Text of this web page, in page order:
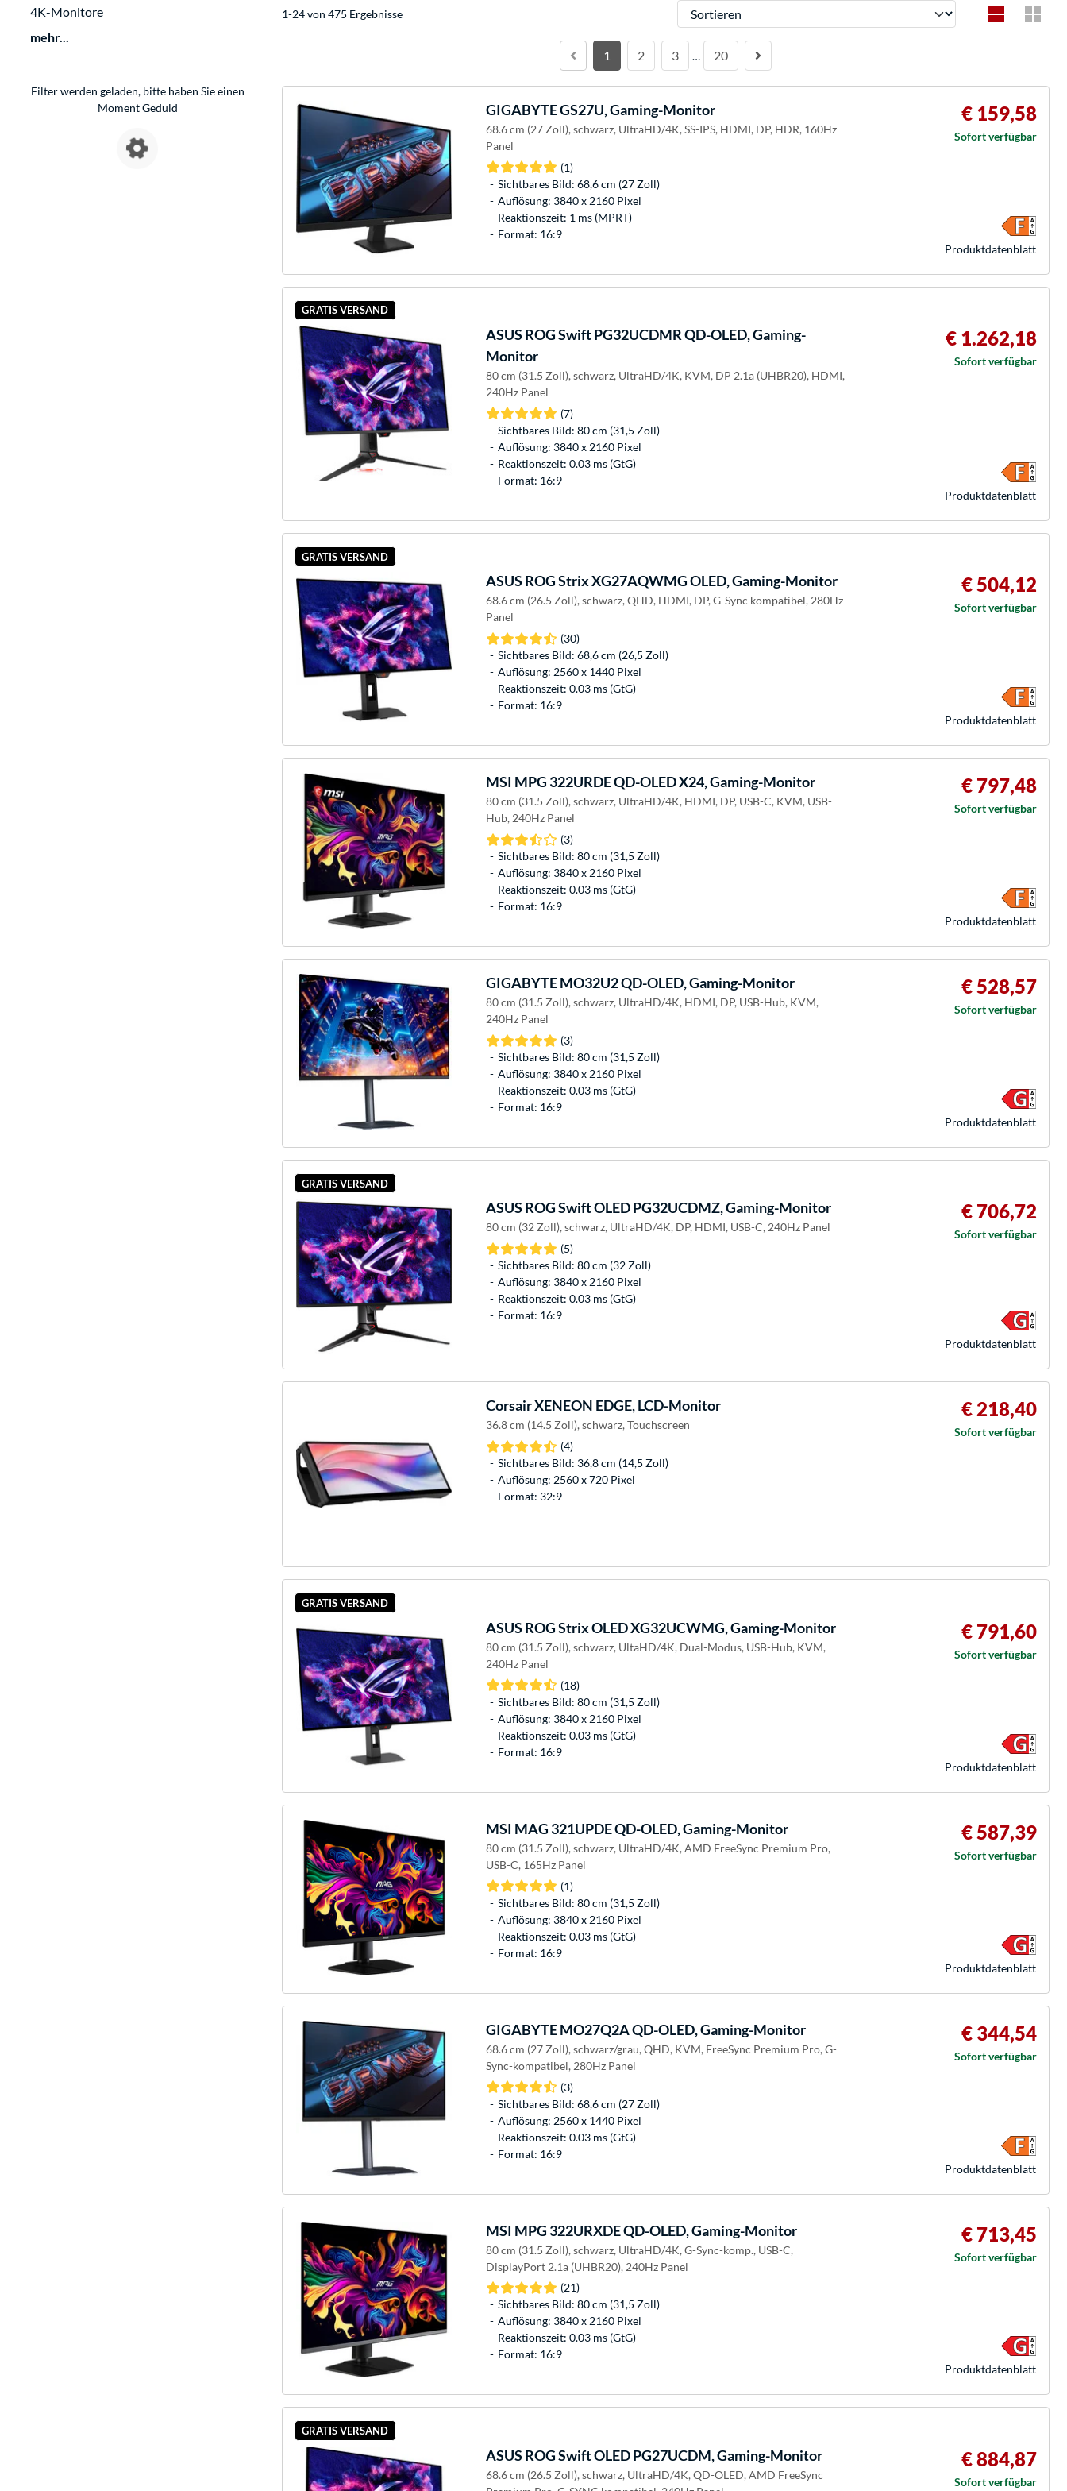
4K-Monitore
mehr...
Filter werden geladen, bitte haben Sie einen
Moment Geduld
1-24 von 475 Ergebnisse Sortieren
1 2 3 … 20
GIGABYTEGS27U, Gaming-Monitor
68.6 cm (27 Zoll), schwarz, UltraHD/4K, SS-IPS, HDMI, DP, HDR, 160Hz
Panel
(1)
Sichtbares Bild: 68,6 cm (27 Zoll)
Auflösung: 3840 x 2160 Pixel
Reaktionszeit: 1 ms (MPRT)
Format: 16:9
€ 159,58
Sofort verfügbar
Produkt­datenblatt
GRATIS VERSAND
ASUS ROG Swift PG32UCDMR QD-OLED, Gaming-
Monitor
80 cm (31.5 Zoll), schwarz, UltraHD/4K, KVM, DP 2.1a (UHBR20), HDMI,
240Hz Panel
(7)
Sichtbares Bild: 80 cm (31,5 Zoll)
Auflösung: 3840 x 2160 Pixel
Reaktionszeit: 0.03 ms (GtG)
Format: 16:9
€ 1.262,18
Sofort verfügbar
Produkt­datenblatt
GRATIS VERSAND
ASUS ROG Strix XG27AQWMG OLED, Gaming-Monitor
68.6 cm (26.5 Zoll), schwarz, QHD, HDMI, DP, G-Sync kompatibel, 280Hz
Panel
(30)
Sichtbares Bild: 68,6 cm (26,5 Zoll)
Auflösung: 2560 x 1440 Pixel
Reaktionszeit: 0.03 ms (GtG)
Format: 16:9
€ 504,12
Sofort verfügbar
Produkt­datenblatt
MSI MPG 322URDE QD-OLED X24, Gaming-Monitor
80 cm (31.5 Zoll), schwarz, UltraHD/4K, HDMI, DP, USB-C, KVM, USB-
Hub, 240Hz Panel
(3)
Sichtbares Bild: 80 cm (31,5 Zoll)
Auflösung: 3840 x 2160 Pixel
Reaktionszeit: 0.03 ms (GtG)
Format: 16:9
€ 797,48
Sofort verfügbar
Produkt­datenblatt
GIGABYTEMO32U2 QD-OLED, Gaming-Monitor
80 cm (31.5 Zoll), schwarz, UltraHD/4K, HDMI, DP, USB-Hub, KVM,
240Hz Panel
(3)
Sichtbares Bild: 80 cm (31,5 Zoll)
Auflösung: 3840 x 2160 Pixel
Reaktionszeit: 0.03 ms (GtG)
Format: 16:9
€ 528,57
Sofort verfügbar
Produkt­datenblatt
GRATIS VERSAND
ASUS ROG Swift OLED PG32UCDMZ, Gaming-Monitor
80 cm (32 Zoll), schwarz, UltraHD/4K, DP, HDMI, USB-C, 240Hz Panel
(5)
Sichtbares Bild: 80 cm (32 Zoll)
Auflösung: 3840 x 2160 Pixel
Reaktionszeit: 0.03 ms (GtG)
Format: 16:9
€ 706,72
Sofort verfügbar
Produkt­datenblatt
CorsairXENEON EDGE, LCD-Monitor
36.8 cm (14.5 Zoll), schwarz, Touchscreen
(4)
Sichtbares Bild: 36,8 cm (14,5 Zoll)
Auflösung: 2560 x 720 Pixel
Format: 32:9
€ 218,40
Sofort verfügbar
GRATIS VERSAND
ASUS ROG Strix OLED XG32UCWMG, Gaming-Monitor
80 cm (31.5 Zoll), schwarz, UltaHD/4K, Dual-Modus, USB-Hub, KVM,
240Hz Panel
(18)
Sichtbares Bild: 80 cm (31,5 Zoll)
Auflösung: 3840 x 2160 Pixel
Reaktionszeit: 0.03 ms (GtG)
Format: 16:9
€ 791,60
Sofort verfügbar
Produkt­datenblatt
MSI MAG 321UPDE QD-OLED, Gaming-Monitor
80 cm (31.5 Zoll), schwarz, UltraHD/4K, AMD FreeSync Premium Pro,
USB-C, 165Hz Panel
(1)
Sichtbares Bild: 80 cm (31,5 Zoll)
Auflösung: 3840 x 2160 Pixel
Reaktionszeit: 0.03 ms (GtG)
Format: 16:9
€ 587,39
Sofort verfügbar
Produkt­datenblatt
GIGABYTEMO27Q2A QD-OLED, Gaming-Monitor
68.6 cm (27 Zoll), schwarz/grau, QHD, KVM, FreeSync Premium Pro, G-
Sync-kompatibel, 280Hz Panel
(3)
Sichtbares Bild: 68,6 cm (27 Zoll)
Auflösung: 2560 x 1440 Pixel
Reaktionszeit: 0.03 ms (GtG)
Format: 16:9
€ 344,54
Sofort verfügbar
Produkt­datenblatt
MSI MPG 322URXDE QD-OLED, Gaming-Monitor
80 cm (31.5 Zoll), schwarz, UltraHD/4K, G-Sync-komp., USB-C,
DisplayPort 2.1a (UHBR20), 240Hz Panel
(21)
Sichtbares Bild: 80 cm (31,5 Zoll)
Auflösung: 3840 x 2160 Pixel
Reaktionszeit: 0.03 ms (GtG)
Format: 16:9
€ 713,45
Sofort verfügbar
Produkt­datenblatt
GRATIS VERSAND
ASUS ROG Swift OLED PG27UCDM, Gaming-Monitor
68.6 cm (26.5 Zoll), schwarz, UltraHD/4K, QD-OLED, AMD FreeSync
€ 884,87
Sofort verfügbar